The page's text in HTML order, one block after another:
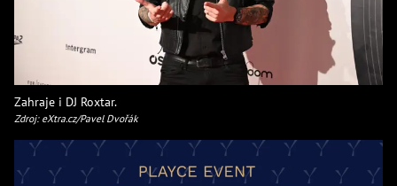
Zahraje i DJ Roxtar.
Zdroj: eXtra.cz/Pavel Dvořák